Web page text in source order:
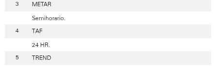
METAR
Semihorario.
TAF
24 HR.
TREND